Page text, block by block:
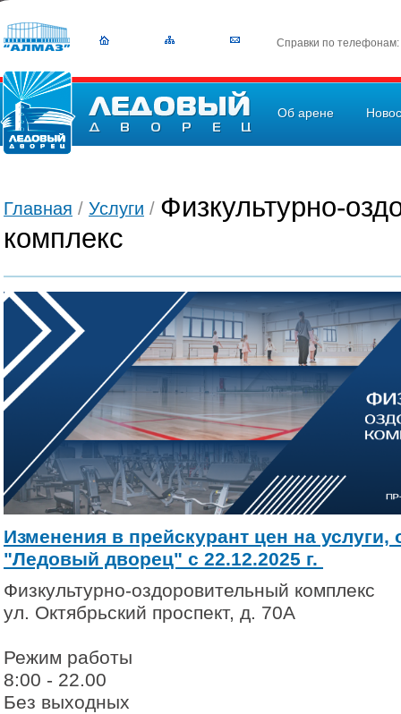
Справки по телефонам:
Об арене
Главная / Услуги / Физкультурно-
комплекс
Изменения в прейскурант цен на
"Ледовый дворец" с 22.12.2025 г.
Физкультурно-оздоровительный комплекс
ул. Октябрьский проспект, д. 70А
Режим работы
8:00 - 22.00
Без выходных